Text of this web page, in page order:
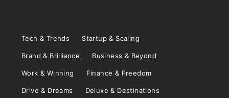
Tech & Trends Startup & Scaling
Brand & Brilliance Business & Beyond
Work & Winning Finance & Freedom
Drive & Dreams Deluxe & Destinations